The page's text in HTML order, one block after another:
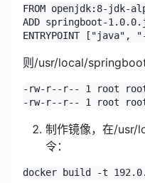
FROM openjdk:8-jdk-
ADD springboot-
ENTRYPOINT
则/usr/local/springboot
-rw-r--r-- 1 root
-rw-r--r-- 1 root root
制作镜像，在/usr/
令：
docker build -t